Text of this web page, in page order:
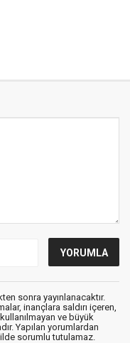
sonra yayınlanacaktır.
inançlara saldırı içeren,
ve büyük
Yapılan yorumlardan
sorumlu tutulamaz.